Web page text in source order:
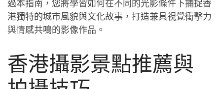
過本指南，您將學習如何在不同的光影條件下捕捉香
港獨特的城市風貌與文化故事，打造兼具視覺衝擊力
與情感共鳴的影像作品。
香港攝影景點推薦與